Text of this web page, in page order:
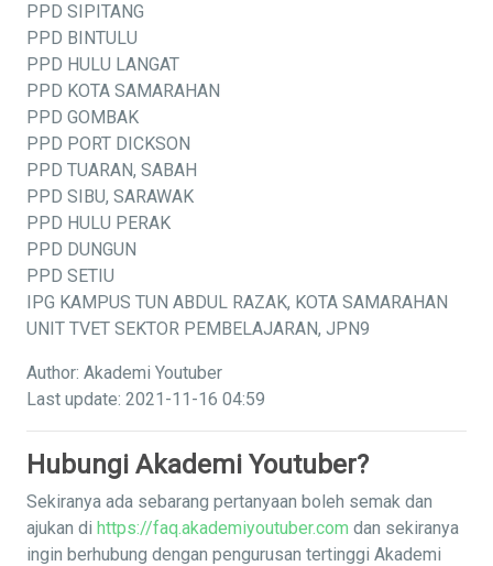
PPD SIPITANG
PPD BINTULU
PPD HULU LANGAT
PPD KOTA SAMARAHAN
PPD GOMBAK
PPD PORT DICKSON
PPD TUARAN, SABAH
PPD SIBU, SARAWAK
PPD HULU PERAK
PPD DUNGUN
PPD SETIU
IPG KAMPUS TUN ABDUL RAZAK, KOTA SAMARAHAN
UNIT TVET SEKTOR PEMBELAJARAN, JPN9
Author: Akademi Youtuber
Last update: 2021-11-16 04:59
Hubungi Akademi Youtuber?
Sekiranya ada sebarang pertanyaan boleh semak dan
ajukan di https://faq.akademiyoutuber.com dan sekiranya
ingin berhubung dengan pengurusan tertinggi Akademi